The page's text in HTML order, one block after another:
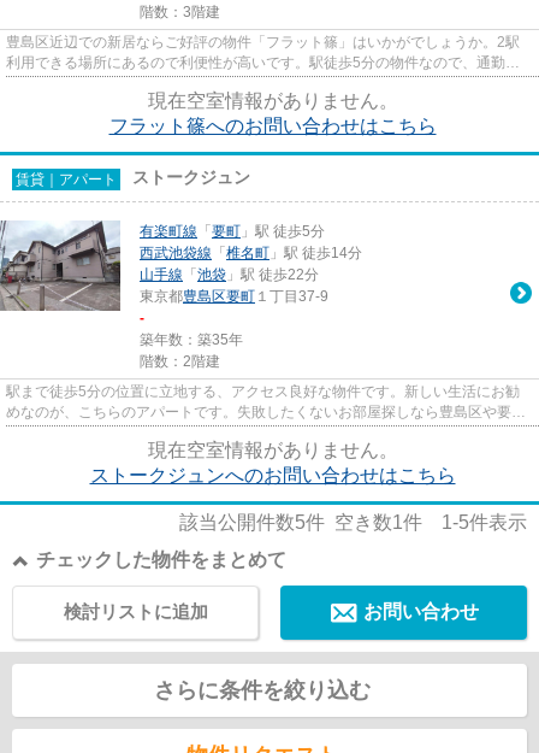
階数：3階建
豊島区近辺での新居ならご好評の物件「フラット篠」はいかがでしょうか。2駅
利用できる場所にあるので利便性が高いです。駅徒歩5分の物件なので、通勤・
現在空室情報がありません。
フラット篠へのお問い合わせはこちら
賃貸｜アパート ストークジュン
有楽町線 「 要町 」駅 徒歩5分
西武池袋線 「 椎名町 」駅 徒歩14分
山手線 「 池袋 」駅 徒歩22分
東京都豊島区要町 １丁目37-9
-
築年数：築35年
階数：2階建
駅まで徒歩5分の位置に立地する、アクセス良好な物件です。新しい生活にお勧
めなのが、こちらのアパートです。失敗したくないお部屋探しなら豊島区や要町
現在空室情報がありません。
ストークジュンへのお問い合わせはこちら
該当公開件数5件 空き数1件 1-5件表示
チェックした物件をまとめて
お問い合わせ
検討リストに追加
さらに条件を絞り込む